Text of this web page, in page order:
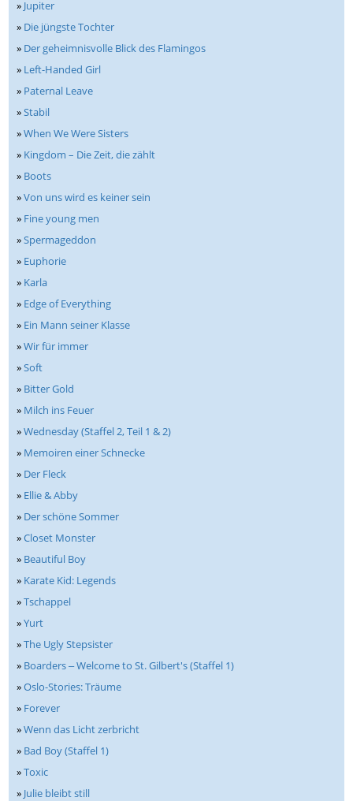
» Jupiter
» Die jüngste Tochter
» Der geheimnisvolle Blick des Flamingos
» Left-Handed Girl
» Paternal Leave
»Stabil
»When We Were Sisters
» Kingdom – Die Zeit, die zählt
» Boots
»Von uns wird es keiner sein
» Fine young men
»Spermageddon
» Euphorie
» Karla
» Edge of Everything
» Ein Mann seiner Klasse
»Wir für immer
»Soft
» Bitter Gold
» Milch ins Feuer
»Wednesday (Staffel 2, Teil 1 & 2)
» Memoiren einer Schnecke
» Der Fleck
» Ellie & Abby
» Der schöne Sommer
»Closet Monster
» Beautiful Boy
» Karate Kid: Legends
»Tschappel
»Yurt
»The Ugly Stepsister
» Boarders ‒ Welcome to St. Gilbert's (Staffel 1)
»Oslo-Stories: Träume
» Forever
»Wenn das Licht zerbricht
» Bad Boy (Staffel 1)
»Toxic
» Julie bleibt still